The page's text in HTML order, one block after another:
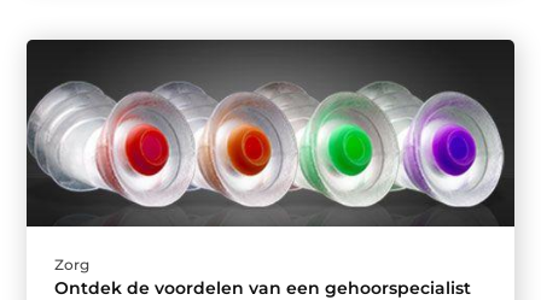
Zorg
Ontdek de voordelen van een gehoorspecialist